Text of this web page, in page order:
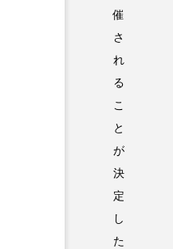
催
さ
れ
る
こ
と
が
決
定
し
た